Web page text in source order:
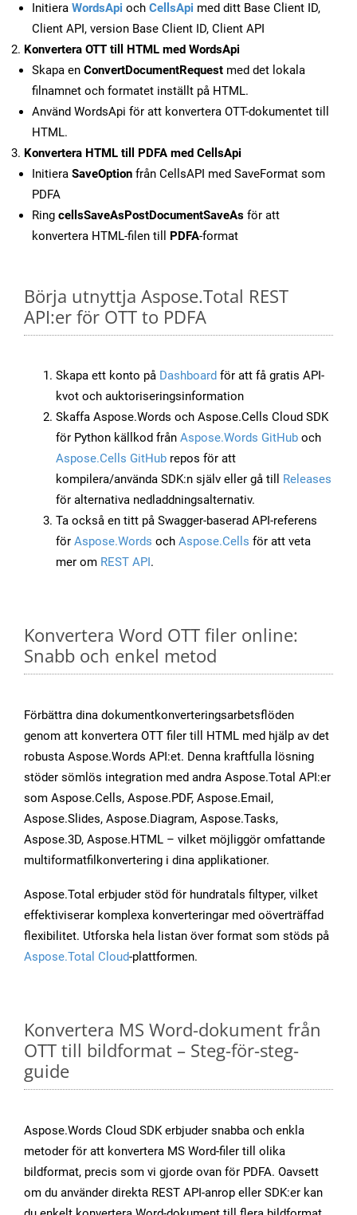
Initiera WordsApi och CellsApi med ditt Base Client ID,
Client API, version Base Client ID, Client API
Konvertera OTT till HTML med WordsApi
Skapa en ConvertDocumentRequest med det lokala
filnamnet och formatet inställt på HTML.
Använd WordsApi för att konvertera OTT-dokumentet till
HTML.
Konvertera HTML till PDFA med CellsApi
Initiera SaveOption från CellsAPI med SaveFormat som
PDFA
Ring cellsSaveAsPostDocumentSaveAs för att
konvertera HTML-filen till PDFA-format
Börja utnyttja Aspose.Total REST
API:er för OTT to PDFA
Skapa ett konto på Dashboard för att få gratis API-
kvot och auktoriseringsinformation
Skaffa Aspose.Words och Aspose.Cells Cloud SDK
för Python källkod från Aspose.Words GitHub och
Aspose.Cells GitHub repos för att
kompilera/använda SDK:n själv eller gå till Releases
för alternativa nedladdningsalternativ.
Ta också en titt på Swagger-baserad API-referens
för Aspose.Words och Aspose.Cells för att veta
mer om REST API.
Konvertera Word OTT filer online:
Snabb och enkel metod
Förbättra dina dokumentkonverteringsarbetsflöden
genom att konvertera OTT filer till HTML med hjälp av det
robusta Aspose.Words API:et. Denna kraftfulla lösning
stöder sömlös integration med andra Aspose.Total API:er
som Aspose.Cells, Aspose.PDF, Aspose.Email,
Aspose.Slides, Aspose.Diagram, Aspose.Tasks,
Aspose.3D, Aspose.HTML – vilket möjliggör omfattande
multiformatfilkonvertering i dina applikationer.
Aspose.Total erbjuder stöd för hundratals filtyper, vilket
effektiviserar komplexa konverteringar med oöverträffad
flexibilitet. Utforska hela listan över format som stöds på
Aspose.Total Cloud-plattformen.
Konvertera MS Word-dokument från
OTT till bildformat – Steg-för-steg-
guide
Aspose.Words Cloud SDK erbjuder snabba och enkla
metoder för att konvertera MS Word-filer till olika
bildformat, precis som vi gjorde ovan för PDFA. Oavsett
om du använder direkta REST API-anrop eller SDK:er kan